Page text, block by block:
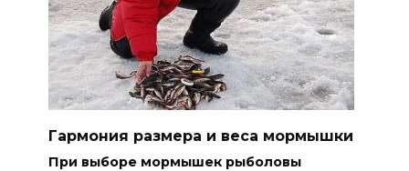
Гармония размера и веса мормышки
При выборе мормышек рыболовы